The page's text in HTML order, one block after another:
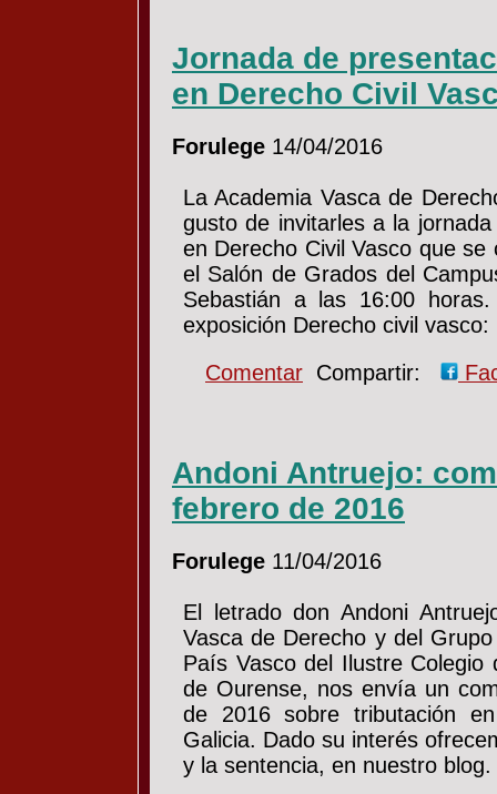
Jornada de
en Derecho Civil
Forulege 14/04/2016
La Academia Vasca de
gusto de invitarles a la
en Derecho Civil Vasco que
el Salón de Grados del
Sebastián a las 16:00
exposición Derecho civil
Comentar Compartir:
Andoni Antruejo:
febrero de 2016
Forulege 11/04/2016
El letrado don Andoni
Vasca de Derecho y del
País Vasco del Ilustre
de Ourense, nos envía un
de 2016 sobre tributación
Galicia. Dado su interés
y la sentencia, en nuestro